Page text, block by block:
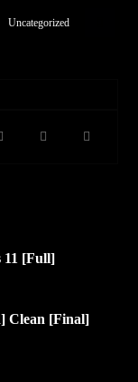
Uncategorized
11 [Full]
Clean [Final]